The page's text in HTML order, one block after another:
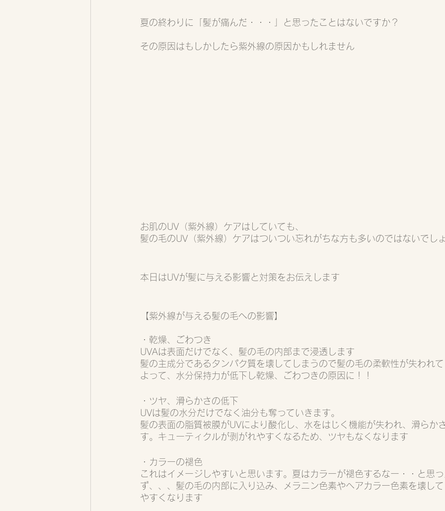
夏の終わりに「髪が痛んだ・・・」と思ったことはないですか？
その原因はもしかしたら紫外線の原因かもしれません
お肌のUV（紫外線）ケアはしていても、
髪の毛のUV（紫外線）ケアはついつい忘れがちな方も多いのではないでし
本日はUVが髪に与える影響と対策をお伝えします
【紫外線が与える髪の毛への影響】
・乾燥、ごわつき
UVAは表面だけでなく、髪の毛の内部まで浸透します
髪の主成分であるタンパク質を壊してしまうので髪の毛の柔軟性が失われ
よって、水分保持力が低下し乾燥、ごわつきの原因に！！
・ツヤ、滑らかさの低下
UVは髪の水分だけでなく油分も奪っていきます。
髪の表面の脂質被膜がUVにより酸化し、水をはじく機能が失われ、滑らか
す。キューティクルが剥がれやすくなるため、ツヤもなくなります
・カラーの褪色
これはイメージしやすいと思います。夏はカラーが褪色するなー・・と思
ず、、、髪の毛の内部に入り込み、メラニン色素やヘアカラー色素を壊し
やすくなります